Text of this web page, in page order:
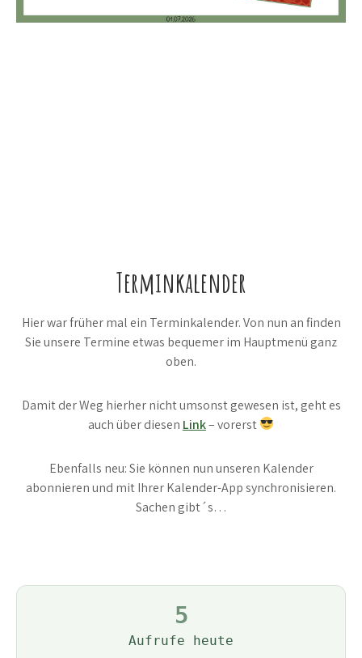
Terminkalender
Hier war früher mal ein Terminkalender. Von nun an finden
Sie unsere Termine etwas bequemer im Hauptmenü ganz
oben.
Damit der Weg hierher nicht umsonst gewesen ist, geht es
auch über diesen Link– vorerst
Ebenfalls neu: Sie können nun unseren Kalender
abonnieren und mit Ihrer Kalender-App synchronisieren.
Sachen gibt´s…
5
Aufrufe heute